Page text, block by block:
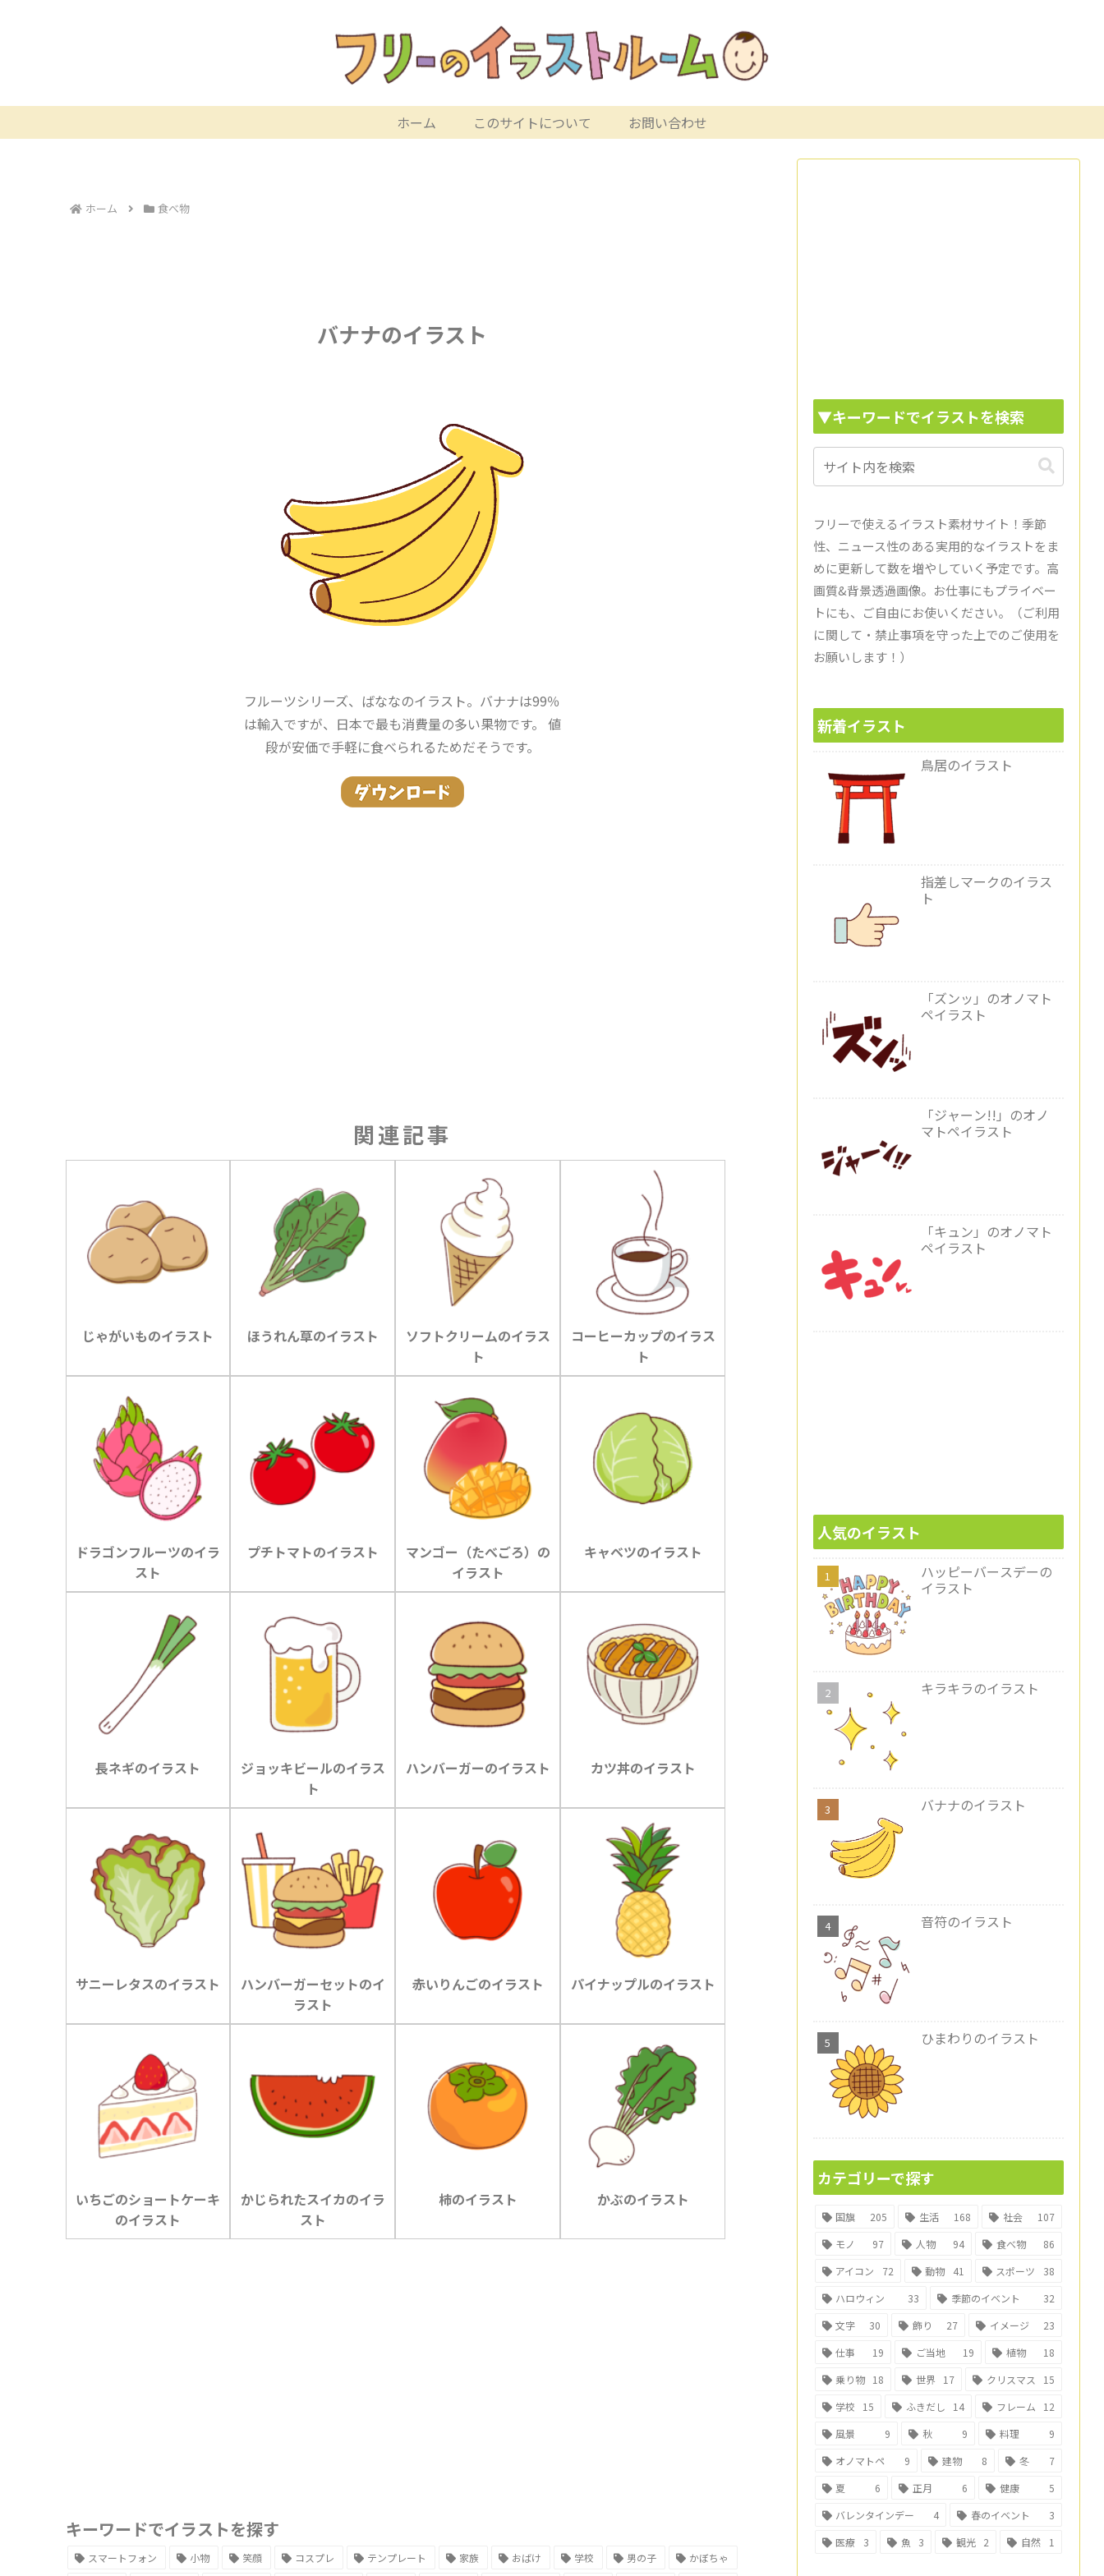
ホーム このサイトについて お問い合わせ
ホーム 食べ物
バナナのイラスト
フルーツシリーズ、ばななのイラスト。バナナは99％
は輸入ですが、日本で最も消費量の多い果物です。 値
段が安価で手軽に食べられるためだそうです。
関連記事
じゃがいものイラスト ほうれん草のイラスト
ソフトクリームのイラス
ト
コーヒーカップのイラス
ト
ドラゴンフルーツのイラ
スト
プチトマトのイラスト
マンゴー（たべごろ）の
イラスト
キャベツのイラスト
長ネギのイラスト
ジョッキビールのイラス
ト
ハンバーガーのイラスト カツ丼のイラスト
サニーレタスのイラスト
ハンバーガーセットのイ
ラスト
赤いりんごのイラスト パイナップルのイラスト
いちごのショートケーキ
のイラスト
かじられたスイカのイラ
スト
柿のイラスト かぶのイラスト
キーワードでイラストを探す
スマートフォン 小物 笑顔 コスプレ テンプレート 家族 おばけ 学校 男の子 かぼちゃ
▼キーワードでイラストを検索
フリーで使えるイラスト素材サイト！季節
性、ニュース性のある実用的なイラストをま
めに更新して数を増やしていく予定です。高
画質&背景透過画像。お仕事にもプライベー
トにも、ご自由にお使いください。（ご利用
に関して・禁止事項を守った上でのご使用を
お願いします！）
新着イラスト
鳥居のイラスト
指差しマークのイラス
ト
「ズンッ」のオノマト
ペイラスト
「ジャーン!!」のオノ
マトペイラスト
「キュン」のオノマト
ペイラスト
人気のイラスト
ハッピーバースデーの
イラスト
キラキラのイラスト
バナナのイラスト
音符のイラスト
ひまわりのイラスト
カテゴリーで探す
国旗 205 生活 168 社会
107
モノ
97 人物 94 食べ物
86
アイコン
72 動物 41 スポーツ
38
ハロウィン
33 季節のイベント
32
文字
30 飾り 27 イメージ
23
仕事
19 ご当地 19 植物
18
乗り物 18 世界 17 クリスマス
15
学校
15 ふきだし 14 フレーム
12
風景
9 秋 9 料理
9
オノマトペ
9 建物 8 冬
7
夏
6 正月 6 健康
5
バレンタインデー
4 春のイベント
3
医療
3 魚 3 観光 2 自然 1